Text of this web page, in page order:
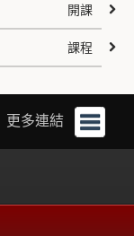
開課
課程
更多連結